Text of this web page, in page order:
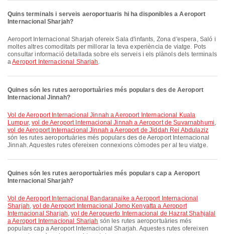
Quins terminals i serveis aeroportuaris hi ha disponibles a Aeroport
Internacional Sharjah?
Aeroport Internacional Sharjah ofereix Sala d'infants, Zona d'espera, Saló i
moltes altres comoditats per millorar la teva experiència de viatge. Pots
consultar informació detallada sobre els serveis i els plànols dels terminals
aAeroport Internacional Sharjah.
Quines són les rutes aeroportuàries més populars des de Aeroport
Internacional Jinnah?
vol de Aeroport Internacional Jinnah a Aeroport Internacional Kuala
Lumpur,vol de Aeroport Internacional Jinnah a Aeroport de Suvarnabhumi,
vol de Aeroport Internacional Jinnah a Aeroport de Jiddah Rei Abdulaziz
són les rutes aeroportuàries més populars des de Aeroport Internacional
Jinnah. Aquestes rutes ofereixen connexions còmodes per al teu viatge.
Quines són les rutes aeroportuàries més populars cap a Aeroport
Internacional Sharjah?
vol de Aeroport Internacional Bandaranaike a Aeroport Internacional
Sharjah,vol de Aeroport Internacional Jomo Kenyatta a Aeroport
Internacional Sharjah,vol de Aeropuerto Internacional de Hazrat Shahjalal
a Aeroport Internacional Sharjah són les rutes aeroportuàries més
populars cap a Aeroport Internacional Sharjah. Aquestes rutes ofereixen